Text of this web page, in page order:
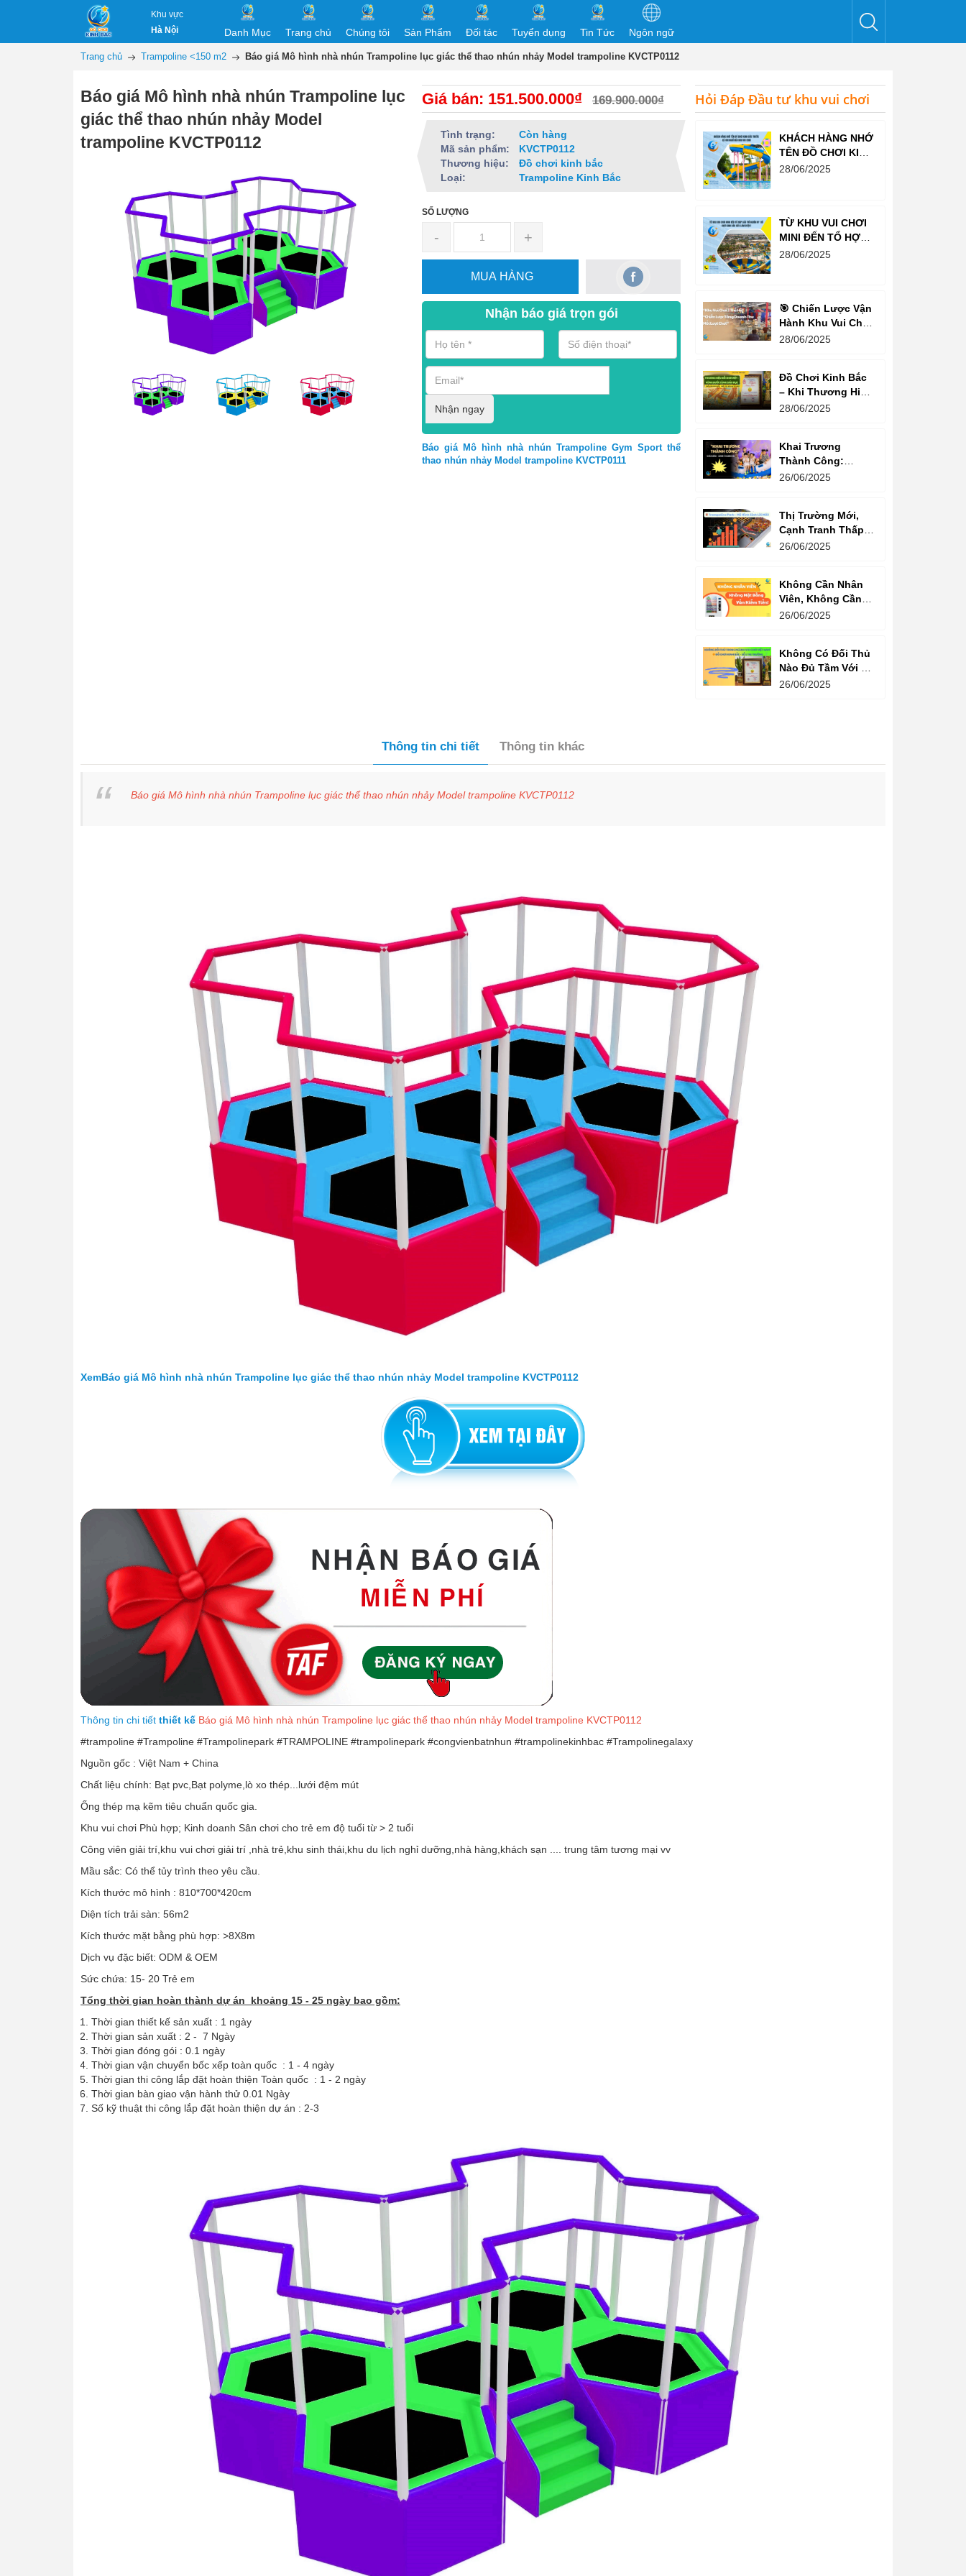
Khu vực
Hà Nội
Danh Mục Trang chủ Chúng tôi Sản Phẩm Đối tác Tuyển dụng Tin Tức Ngôn ngữ
Trang chủ Trampoline <150 m2 Báo giá Mô hình nhà nhún Trampoline lục giác thể thao nhún nhảy Model trampoline KVCTP0112
Báo giá Mô hình nhà nhún Trampoline lục
giác thể thao nhún nhảy Model
trampoline KVCTP0112
Giá bán: 151.500.000₫ 169.900.000₫
Tình trạng:
Còn hàng
Mã sản phẩm:
KVCTP0112
Thương hiệu:
Đồ chơi kinh bắc
Loại:
Trampoline Kinh Bắc
SỐ LƯỢNG
- +
MUA HÀNG
Nhận báo giá trọn gói
Nhận ngay
Báo giá Mô hình nhà nhún Trampoline Gym Sport thể
thao nhún nhảy Model trampoline KVCTP0111
Hỏi Đáp Đầu tư khu vui chơi
KHÁCH HÀNG NHỚ
TÊN ĐỒ CHƠI KINH
BẮC TRƯỚC CẢ
28/06/2025
TỪ KHU VUI CHƠI
MINI ĐẾN TỔ HỢP
GIẢI TRÍ NGHÌN M²
28/06/2025
🎯 Chiến Lược Vận
Hành Khu Vui Chơi
3 Thế Hệ – Tối Đa
28/06/2025
Đồ Chơi Kinh Bắc
– Khi Thương Hiệu
Vững Mạnh Bắt
28/06/2025
Khai Trương
Thành Công:
Khách Nườm
Quyết Là Gì?
26/06/2025
Thị Trường Mới,
Cạnh Tranh Thấp –
Trampoline Park Là
26/06/2025
Không Cần Nhân
Viên, Không Cần
Cửa Hàng – Chỉ
26/06/2025
Không Có Đối Thủ
Nào Đủ Tầm Với Đồ
Chơi Kinh Bắc
26/06/2025
Thông tin chi tiết Thông tin khác
Báo giá Mô hình nhà nhún Trampoline lục giác thể thao nhún nhảy Model trampoline KVCTP0112
XemBáo giá Mô hình nhà nhún Trampoline lục giác thể thao nhún nhảy Model trampoline KVCTP0112
Thông tin chi tiết thiết kế Báo giá Mô hình nhà nhún Trampoline lục giác thể thao nhún nhảy Model trampoline KVCTP0112
#trampoline #Trampoline #Trampolinepark #TRAMPOLINE #trampolinepark #congvienbatnhun #trampolinekinhbac #Trampolinegalaxy
Nguồn gốc : Việt Nam + China
Chất liệu chính: Bạt pvc,Bạt polyme,lò xo thép...lưới đệm mút
Ống thép mạ kẽm tiêu chuẩn quốc gia.
Khu vui chơi Phù hợp; Kinh doanh Sân chơi cho trẻ em độ tuổi từ > 2 tuổi
Công viên giải trí,khu vui chơi giải trí ,nhà trẻ,khu sinh thái,khu du lịch nghỉ dưỡng,nhà hàng,khách sạn .... trung tâm tương mại vv
Mầu sắc: Có thể tủy trình theo yêu cầu.
Kích thước mô hình : 810*700*420cm
Diện tích trải sàn: 56m2
Kích thước mặt bằng phù hợp: >8X8m
Dịch vụ đặc biết: ODM & OEM
Sức chứa: 15- 20 Trẻ em
Tổng thời gian hoàn thành dự án khoảng 15 - 25 ngày bao gồm:
Thời gian thiết kế sản xuất : 1 ngày
Thời gian sản xuất : 2 - 7 Ngày
Thời gian đóng gói : 0.1 ngày
Thời gian vận chuyển bốc xếp toàn quốc : 1 - 4 ngày
Thời gian thi công lắp đặt hoàn thiện Toàn quốc : 1 - 2 ngày
Thời gian bàn giao vận hành thử 0.01 Ngày
Số kỹ thuật thi công lắp đặt hoàn thiện dự án : 2-3